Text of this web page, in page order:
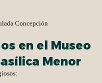
en el Museo
Menor